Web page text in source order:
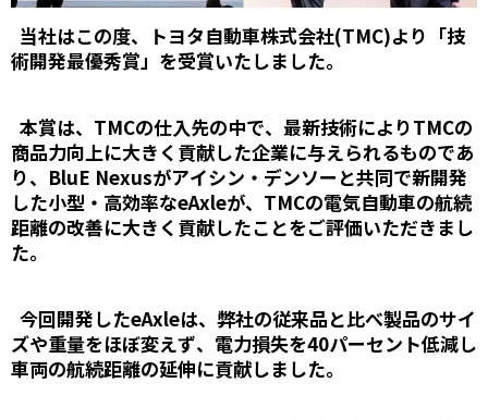
当社はこの度、トヨタ自動車株式会社(TMC)より「技
術開発最優秀賞」を受賞いたしました。
本賞は、TMCの仕入先の中で、最新技術によりTMCの
商品力向上に大きく貢献した企業に与えられるものであ
り、BluE Nexusがアイシン・デンソーと共同で新開発
した小型・高効率なeAxleが、TMCの電気自動車の航続
距離の改善に大きく貢献したことをご評価いただきまし
た。
今回開発したeAxleは、弊社の従来品と比べ製品のサイ
ズや重量をほぼ変えず、電力損失を40パーセント低減し
車両の航続距離の延伸に貢献しました。